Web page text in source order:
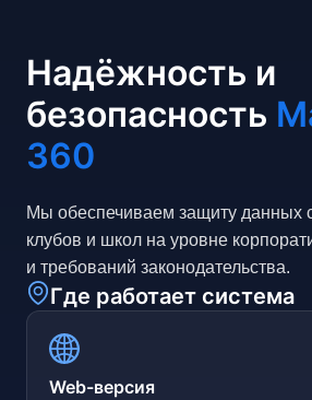
Надёжность и
безопасность
360
Мы обеспечиваем защиту данных
клубов и школ на уровне
и требований законодательства.
Где работает система
Web-версия